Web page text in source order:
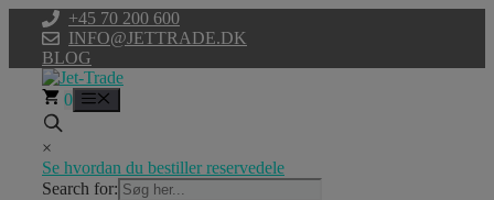
indhold
+45 70 200 600
INFO@JETTRADE.DK
BLOG
0
×
Se hvordan du bestiller reservedele
Search for: